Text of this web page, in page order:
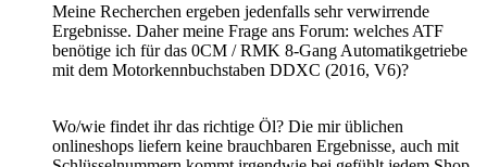
Meine Recherchen ergeben jedenfalls sehr verwirrende
Ergebnisse. Daher meine Frage ans Forum: welches ATF
benötige ich für das 0CM / RMK 8-Gang Automatikgetriebe
mit dem Motorkennbuchstaben DDXC (2016, V6)?
Wo/wie findet ihr das richtige Öl? Die mir üblichen
onlineshops liefern keine brauchbaren Ergebnisse, auch mit